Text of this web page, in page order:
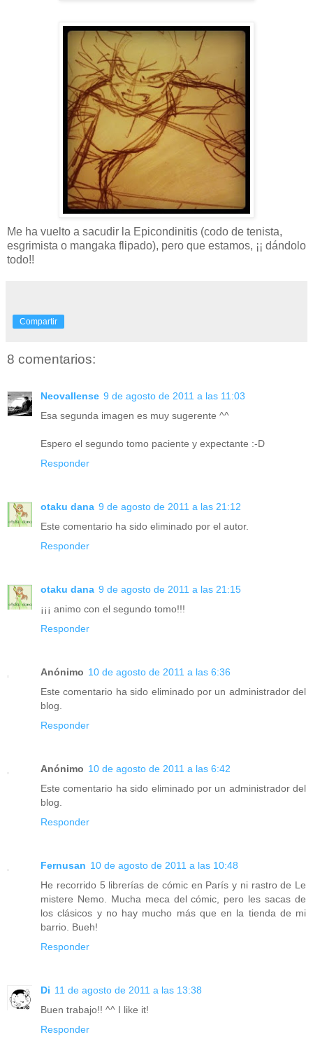
Me ha vuelto a sacudir la Epicondinitis (codo de tenista,
esgrimista o mangaka flipado), pero que estamos, ¡¡ dándolo
todo!!
Compartir
8 comentarios:
Neovallense 9 de agosto de 2011 a las 11:03
Esa segunda imagen es muy sugerente ^^
Espero el segundo tomo paciente y expectante :-D
Responder
otaku dana 9 de agosto de 2011 a las 21:12
Este comentario ha sido eliminado por el autor.
Responder
otaku dana 9 de agosto de 2011 a las 21:15
¡¡¡ animo con el segundo tomo!!!
Responder
Anónimo 10 de agosto de 2011 a las 6:36
Este comentario ha sido eliminado por un administrador del
blog.
Responder
Anónimo 10 de agosto de 2011 a las 6:42
Este comentario ha sido eliminado por un administrador del
blog.
Responder
Fernusan 10 de agosto de 2011 a las 10:48
He recorrido 5 librerías de cómic en París y ni rastro de Le
mistere Nemo. Mucha meca del cómic, pero les sacas de
los clásicos y no hay mucho más que en la tienda de mi
barrio. Bueh!
Responder
Di 11 de agosto de 2011 a las 13:38
Buen trabajo!! ^^ I like it!
Responder